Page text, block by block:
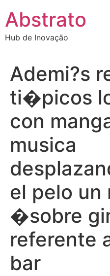
para
conteúdo
Abstrato
Hub de Inovação
Ademi?s
ti�picos
con
musica
el pelo un
�sobre
referente
bar